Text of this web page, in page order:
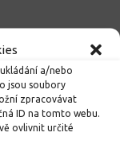
a/nebo
jsou soubory
zpracovávat
ID na tomto webu.
ovlivnit určité